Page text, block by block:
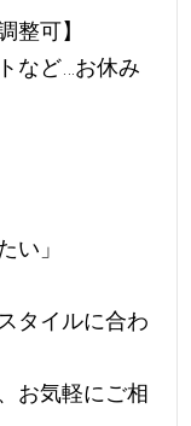
整可】
など…お休み
い」
タイルに合わ
お気軽にご相